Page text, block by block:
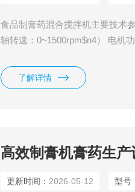
食品制膏药混合搅拌机主要技术
轴转速：0~1500rpm$n4） 电机
了解详情
高效制膏机膏药生
更新时间： 2026-05-12 型号